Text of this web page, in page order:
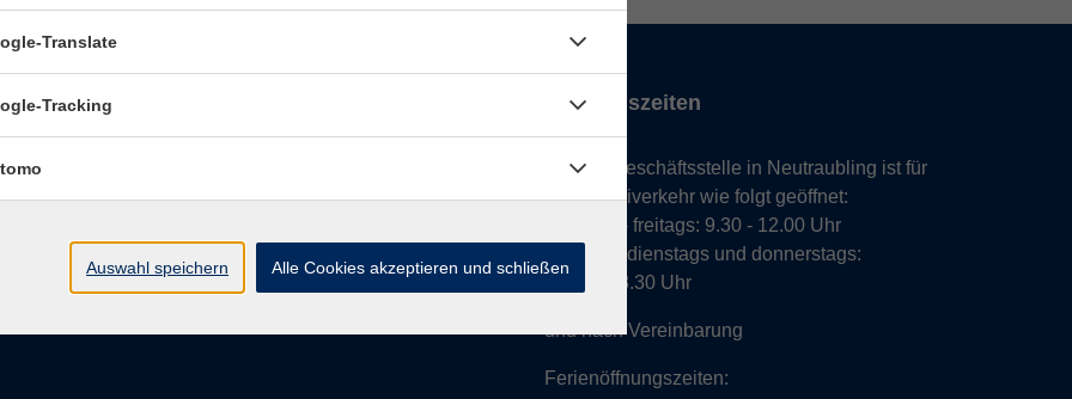
vhs Regensburger Land e. V.
93073 Neutraubling
info@vhs-regensburger-land.de
Tel: 09401 52550
Öffnungszeiten
Unsere Geschäftsstelle in Neutraubling ist für
den Parteiverkehr wie folgt geöffnet:
montags - freitags: 9.30 - 12.00 Uhr
montags, dienstags und donnerstags:
14.00 - 18.30 Uhr
und nach Vereinbarung
Ferienöffnungszeiten:
Translate
Tracking
Auswahl speichern Alle Cookies akzeptieren und schließen